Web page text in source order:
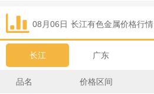
08月06日 长江有色金属价格行情
长江 广东
品名 价格区间